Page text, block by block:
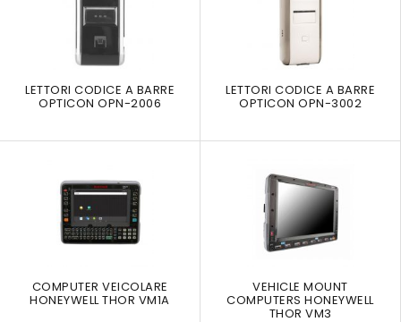
LETTORI CODICE A BARRE
OPTICON OPN-2006
LETTORI CODICE A BARRE
OPTICON OPN-3002
COMPUTER VEICOLARE
HONEYWELL THOR VM1A
VEHICLE MOUNT
COMPUTERS HONEYWELL
THOR VM3